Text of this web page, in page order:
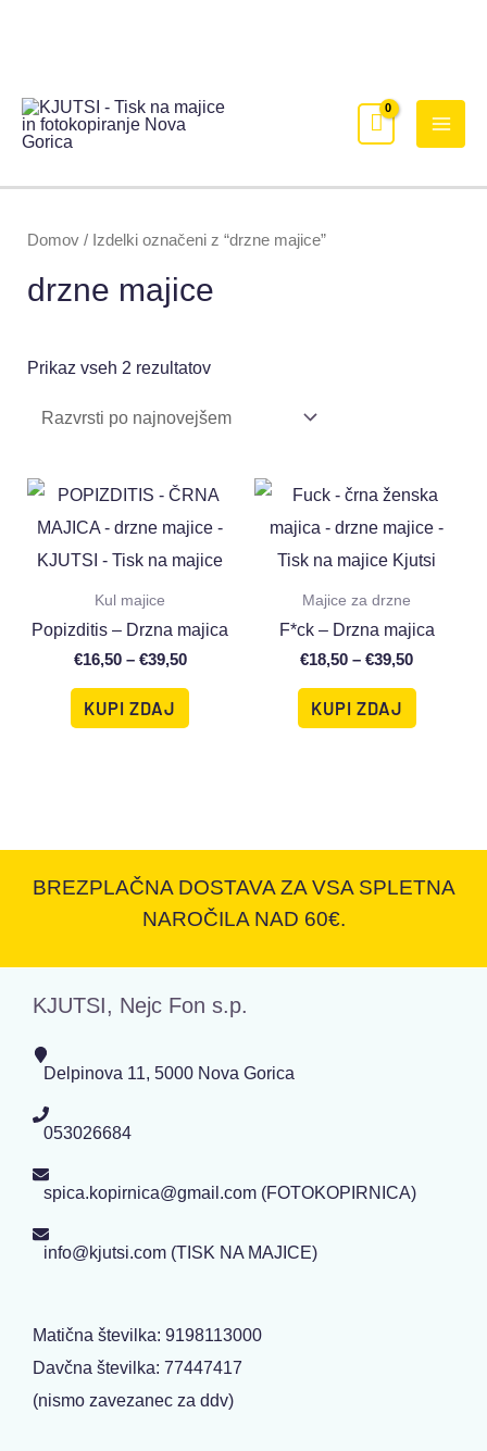
Domov / Izdelki označeni z “drzne majice”
drzne majice
Prikaz vseh 2 rezultatov
Kul majice
Popizditis – Drzna majica
€16,50 – €39,50
KUPI ZDAJ
Majice za drzne
F*ck – Drzna majica
€18,50 – €39,50
KUPI ZDAJ
BREZPLAČNA DOSTAVA ZA VSA SPLETNA
NAROČILA NAD 60€.
KJUTSI, Nejc Fon s.p.
Delpinova 11, 5000 Nova Gorica
053026684
spica.kopirnica@gmail.com (FOTOKOPIRNICA)
info@kjutsi.com (TISK NA MAJICE)
Matična številka: 9198113000
Davčna številka: 77447417
(nismo zavezanec za ddv)